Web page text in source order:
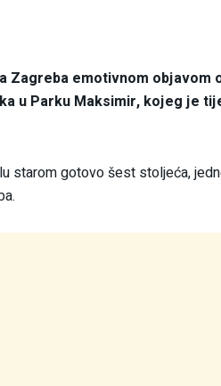
Zagreba emotivnom
u Parku Maksimir, kojeg je
starom gotovo šest stoljeća,